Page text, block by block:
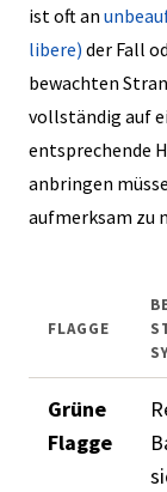
ist oft an
libere) der Fall
bewachten
vollständig auf
entsprechende
anbringen
aufmerksam zu
FLAGGE
Grüne
Flagge